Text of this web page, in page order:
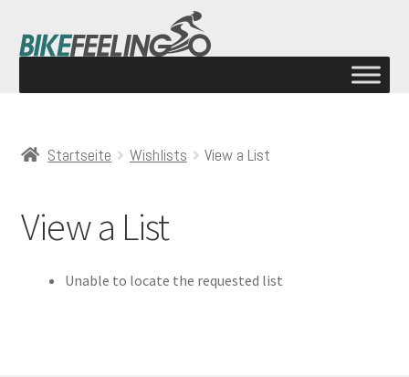
Startseite Wishlists View a List
View a List
Unable to locate the requested list